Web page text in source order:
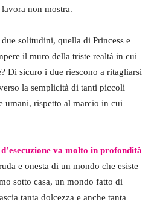
non mostra.
solitudini, quella di Princess e
il muro della triste realtà in cui
Di sicuro i due riescono a ritagliarsi
la semplicità di tanti piccoli
umani, rispetto al marcio in cui
va molto in profondità
e onesta di un mondo che esiste
sotto casa, un mondo fatto di
tanta dolcezza e anche tanta